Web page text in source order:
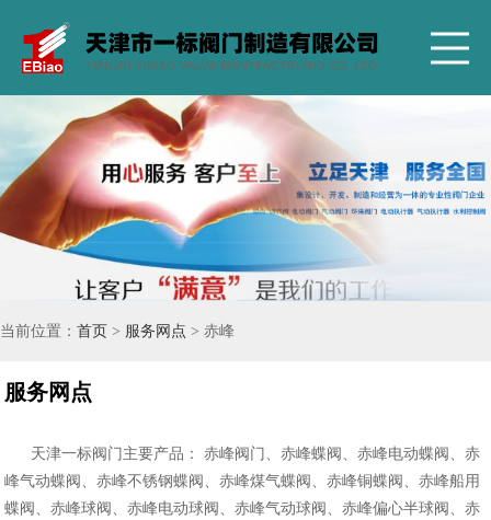
当前位置： 首页 > 服务网点 > 赤峰
服务网点
天津一标阀门主要产品： 赤峰阀门、赤峰蝶阀、赤峰电动蝶阀、赤
峰气动蝶阀、赤峰不锈钢蝶阀、赤峰煤气蝶阀、赤峰铜蝶阀、赤峰船用
蝶阀、赤峰球阀、赤峰电动球阀、赤峰气动球阀、赤峰偏心半球阀、赤